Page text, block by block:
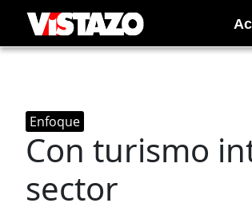
Enfoque
Con turismo
sector